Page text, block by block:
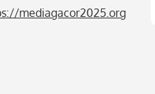
mediagacor2025.org